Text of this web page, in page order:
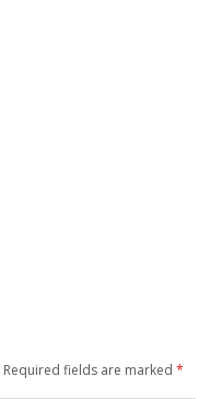
Required fields are marked *